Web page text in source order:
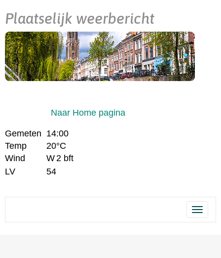
Plaatselijk weerbericht
Naar Home pagina
Gemeten 14:00
Temp
20°C
Wind
W2 bft
LV
54